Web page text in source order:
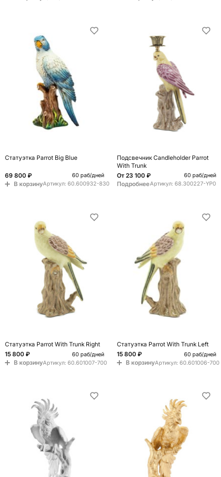
Статуэтка Parrot Big Blue
69 800 ₽ 60 раб/дней
В корзинуАртикул: 60.600932-830
Подсвечник Candleholder Parrot
With Trunk
От 23 100 ₽ 60 раб/дней
ПодробнееАртикул: 68.300227-YP0
Статуэтка Parrot With Trunk Right
15 800 ₽
60 раб/дней
В корзинуАртикул: 60.601007-700
Статуэтка Parrot With Trunk Left
15 800 ₽
60 раб/дней
В корзинуАртикул: 60.601006-700